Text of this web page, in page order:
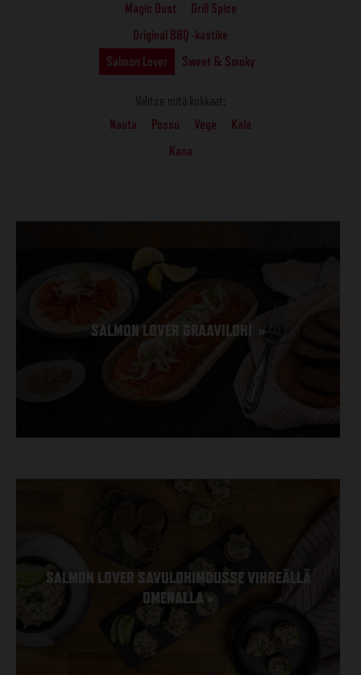
Magic Dust
Grill Spice
Original BBQ -kastike
Salmon Lover
Sweet & Smoky
Valitse mitä kokkaat:
Nauta
Possu Vege
Kala
Kana
SALMON LOVER GRAAVILOHI »
SALMON LOVER SAVULOHIMOUSSE VIHREÄLLÄ
OMENALLA »